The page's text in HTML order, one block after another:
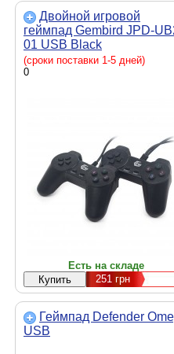
Двойной игровой
геймпад Gembird JPD-
01 USB Black
(сроки поставки 1-5 дней)
0
Есть на складе
251грн
Геймпад Defender
USB